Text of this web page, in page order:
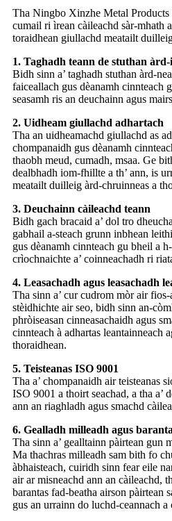
Tha Ningbo Xinzhe Metal Products
cumail ri ìrean càileachd sàr-mhath
toraidhean giullachd meatailt
1. Taghadh teann de stuthan
Bidh sinn a’ taghadh stuthan àrd-
faiceallach gus dèanamh cinnteach
seasamh ris an deuchainn agus
2. Uidheam giullachd adhartach
Tha an uidheamachd giullachd as
chompanaidh gus dèanamh
thaobh meud, cumadh, msaa. Ge
dealbhadh iom-fhillte a th’ ann, is
meatailt duilleig àrd-chruinneas a
3. Deuchainn càileachd teann
Bidh gach bracaid a’ dol tro
gabhail a-steach grunn inbhean
gus dèanamh cinnteach gu bheil a
crìochnaichte a’ coinneachadh ri
4. Leasachadh agus leasachadh
Tha sinn a’ cur cudrom mòr air
stèidhichte air seo, bidh sinn an-
phròiseasan cinneasachaidh agus
cinnteach à adhartas leantainneach
thoraidhean.
5. Teisteanas ISO 9001
Tha a’ chompanaidh air teisteanas
ISO 9001 a thoirt seachad, a tha a’
ann an riaghladh agus smachd
6. Gealladh milleadh agus
Tha sinn a’ gealltainn pàirtean gun
Ma thachras milleadh sam bith fo
àbhaisteach, cuiridh sinn fear eile
air ar misneachd ann an càileachd,
barantas fad-beatha airson pàirtean
gus an urrainn do luchd-ceannach